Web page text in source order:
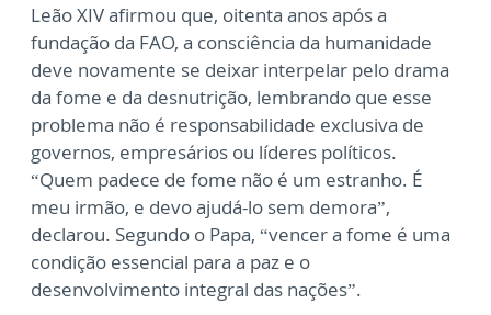
Leão XIV afirmou que, oitenta anos após a
fundação da FAO, a consciência da humanidade
deve novamente se deixar interpelar pelo drama
da fome e da desnutrição, lembrando que esse
problema não é responsabilidade exclusiva de
governos, empresários ou líderes políticos.
“Quem padece de fome não é um estranho. É
meu irmão, e devo ajudá-lo sem demora”,
declarou. Segundo o Papa, “vencer a fome é uma
condição essencial para a paz e o
desenvolvimento integral das nações”.